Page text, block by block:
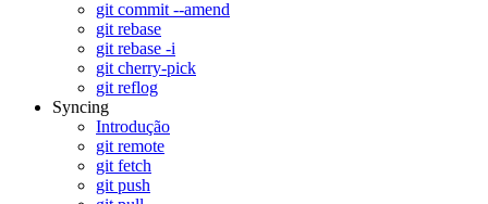
git commit --amend
git rebase
git rebase -i
git cherry-pick
git reflog
Syncing
Introdução
git remote
git fetch
git push